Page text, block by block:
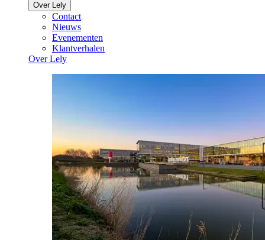
Over Lely
Contact
Nieuws
Evenementen
Klantverhalen
Over Lely